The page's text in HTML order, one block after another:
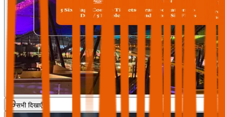
सभी दिखाएँ